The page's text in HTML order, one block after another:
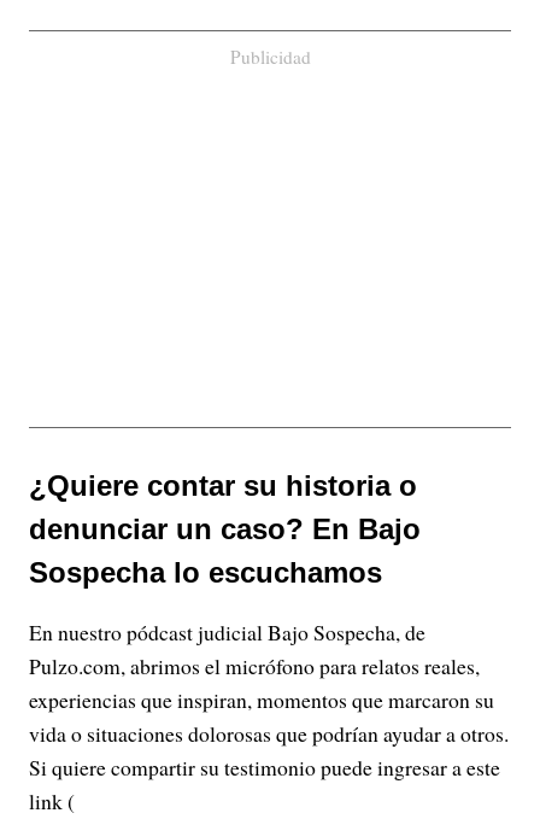
Publicidad
¿Quiere contar su historia o
denunciar un caso? En Bajo
Sospecha lo escuchamos
En nuestro pódcast judicial Bajo Sospecha, de
Pulzo.com, abrimos el micrófono para relatos reales,
experiencias que inspiran, momentos que marcaron su
vida o situaciones dolorosas que podrían ayudar a otros.
Si quiere compartir su testimonio puede ingresar a este
link (